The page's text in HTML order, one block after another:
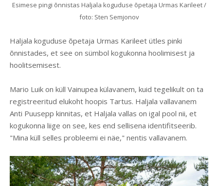
Esimese pingi õnnistas Haljala koguduse õpetaja Urmas Karileet /
foto: Sten Semjonov
Haljala koguduse õpetaja Urmas Karileet ütles pinki
õnnistades, et see on sümbol kogukonna hoolimisest ja
hoolitsemisest.
Mario Luik on küll Vainupea külavanem, kuid tegelikult on ta
registreeritud elukoht hoopis Tartus. Haljala vallavanem
Anti Puusepp kinnitas, et Haljala vallas on igal pool nii, et
kogukonna liige on see, kes end sellisena identifitseerib.
"Mina küll selles probleemi ei näe," nentis vallavanem.